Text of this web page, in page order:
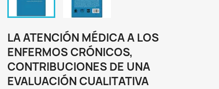
LA ATENCIÓN MÉDICA A LOS
ENFERMOS CRÓNICOS,
CONTRIBUCIONES DE UNA
EVALUACIÓN CUALITATIVA